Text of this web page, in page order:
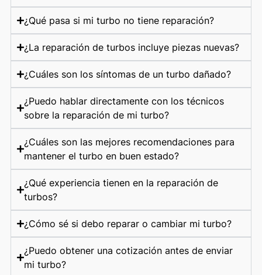
¿Qué pasa si mi turbo no tiene reparación?
¿La reparación de turbos incluye piezas nuevas?
¿Cuáles son los síntomas de un turbo dañado?
¿Puedo hablar directamente con los técnicos
sobre la reparación de mi turbo?
¿Cuáles son las mejores recomendaciones para
mantener el turbo en buen estado?
¿Qué experiencia tienen en la reparación de
turbos?
¿Cómo sé si debo reparar o cambiar mi turbo?
¿Puedo obtener una cotización antes de enviar
mi turbo?